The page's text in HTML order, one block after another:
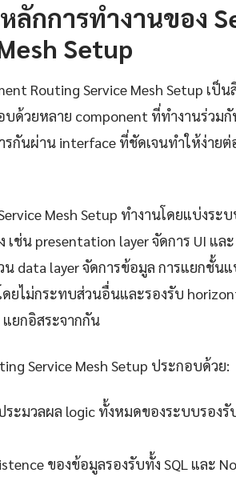
ลักการทำงานของ
Setup
Routing Service Mesh Setup เป็
ด้วยหลาย component ที่ทำงานร่วม
กันผ่าน interface ที่ชัดเจนทำให้ง่าย
Mesh Setup ทำงานโดยแบ่งระ
ช่น presentation layer จัดการ UI และ
น data layer จัดการข้อมูล การแยกชั้น
ยไม่กระทบส่วนอื่นและรองรับ
แยกอิสระจากกัน
Service Mesh Setup ประกอบด้วย:
ะมวลผล logic ทั้งหมดของระบบรองรั
ของข้อมูลรองรับทั้ง SQL และ